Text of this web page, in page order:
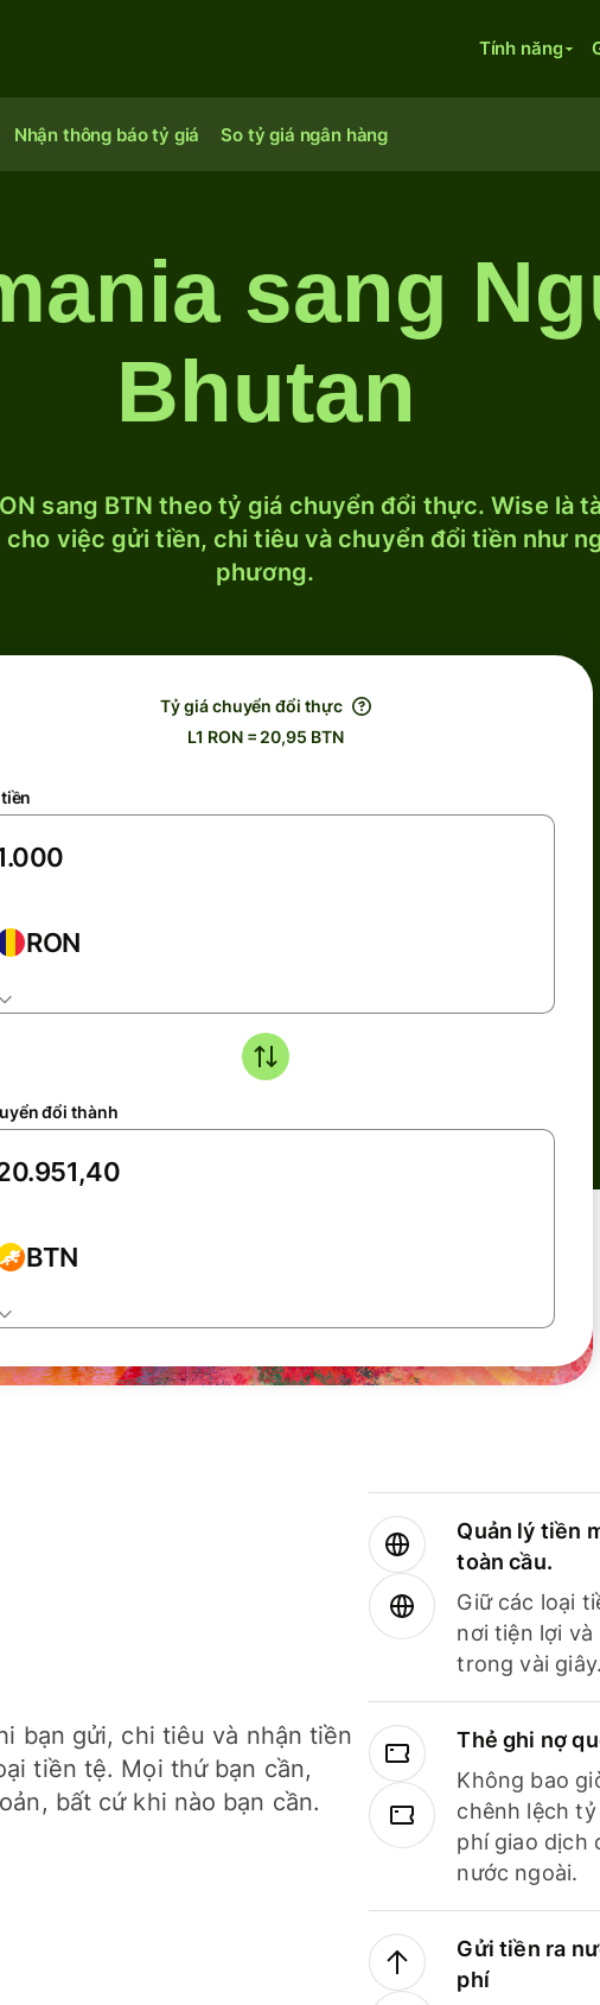
Tính năng
Nhận thông báo tỷ giá So tỷ giá ngân hàng
sang
Bhutan
sang BTN theo tỷ giá chuyển đổi thực. Wise là
việc gửi tiền, chi tiêu và chuyển đổi tiền như
phương.
Tỷ giá chuyển đổi thực
L1 RON = 20,95 BTN
RON
đổi thành
BTN
bạn gửi, chi tiêu và nhận tiền
tiền tệ. Mọi thứ bạn cần,
bất cứ khi nào bạn cần.
Quản lý tiền
toàn cầu.
Giữ các loại
nơi tiện lợi và
trong vài giây.
Thẻ ghi nợ
Không bao
chênh lệch
phí giao dịch
nước ngoài.
Gửi tiền ra
phí